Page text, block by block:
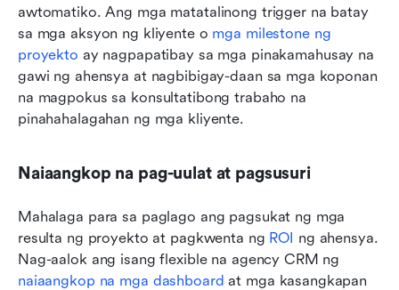
awtomatiko. Ang mga matatalinong trigger na batay
sa mga aksyon ng kliyente o mga milestone ng
proyekto ay nagpapatibay sa mga pinakamahusay na
gawi ng ahensya at nagbibigay-daan sa mga koponan
na magpokus sa konsultatibong trabaho na
pinahahalagahan ng mga kliyente.
Naiaangkop na pag-uulat at pagsusuri
Mahalaga para sa paglago ang pagsukat ng mga
resulta ng proyekto at pagkwenta ng ROI ng ahensya.
naiaangkop na mga dashboard at mga kasangkapan